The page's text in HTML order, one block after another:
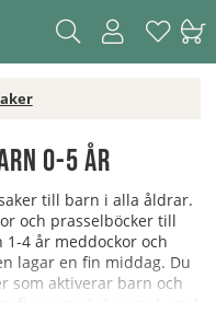
0-5 år
till barn i alla åldrar.
och prasselböcker till
4 år meddockor och
lagar en fin middag. Du
som aktiverar barn och